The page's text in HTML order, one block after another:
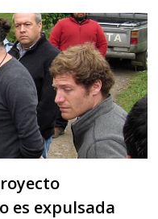
es expulsada